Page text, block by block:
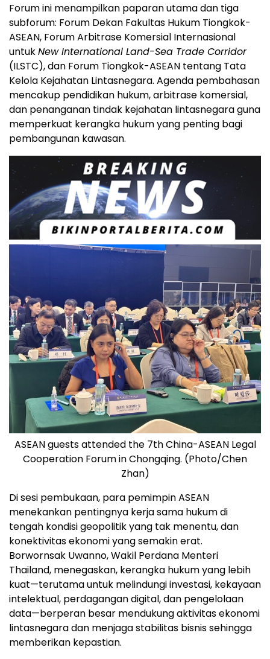
Forum ini menampilkan paparan utama dan tiga
subforum: Forum Dekan Fakultas Hukum Tiongkok-
ASEAN, Forum Arbitrase Komersial Internasional
untukNew International Land-Sea Trade Corridor
(ILSTC), dan Forum Tiongkok-ASEAN tentang Tata
Kelola Kejahatan Lintasnegara. Agenda pembahasan
mencakup pendidikan hukum, arbitrase komersial,
dan penanganan tindak kejahatan lintasnegara guna
memperkuat kerangka hukum yang penting bagi
pembangunan kawasan.
ASEAN guests attended the 7th China-ASEAN Legal
Cooperation Forum in Chongqing. (Photo/Chen
Zhan)
Di sesi pembukaan, para pemimpin ASEAN
menekankan pentingnya kerja sama hukum di
tengah kondisi geopolitik yang tak menentu, dan
konektivitas ekonomi yang semakin erat.
Borwornsak Uwanno, Wakil Perdana Menteri
Thailand, menegaskan, kerangka hukum yang lebih
kuat—terutama untuk melindungi investasi, kekayaan
intelektual, perdagangan digital, dan pengelolaan
data—berperan besar mendukung aktivitas ekonomi
lintasnegara dan menjaga stabilitas bisnis sehingga
memberikan kepastian.